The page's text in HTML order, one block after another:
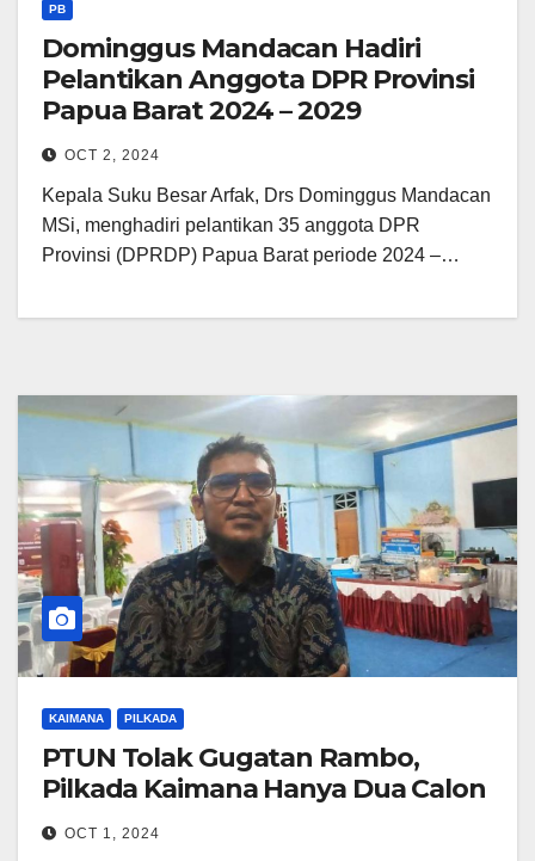
PB
Dominggus Mandacan Hadiri
Pelantikan Anggota DPR Provinsi
Papua Barat 2024 – 2029
OCT 2, 2024
Kepala Suku Besar Arfak, Drs Dominggus Mandacan
MSi, menghadiri pelantikan 35 anggota DPR
Provinsi (DPRDP) Papua Barat periode 2024 –…
KAIMANA PILKADA
PTUN Tolak Gugatan Rambo,
Pilkada Kaimana Hanya Dua Calon
OCT 1, 2024